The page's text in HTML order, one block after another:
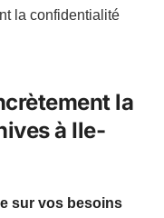
la confidentialité
la
à Ile-
sur vos besoins